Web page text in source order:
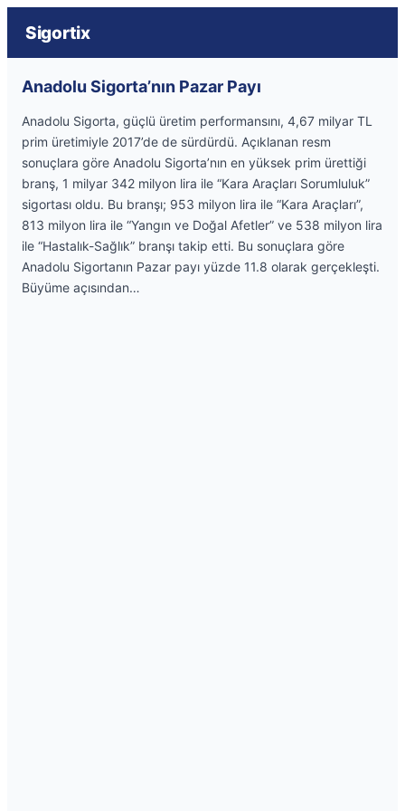
Sigortix
Anadolu Sigorta’nın Pazar Payı
Anadolu Sigorta, güçlü üretim performansını, 4,67 milyar TL
prim üretimiyle 2017’de de sürdürdü. Açıklanan resm
sonuçlara göre Anadolu Sigorta’nın en yüksek prim ürettiği
branş, 1 milyar 342 milyon lira ile “Kara Araçları Sorumluluk”
sigortası oldu. Bu branşı; 953 milyon lira ile “Kara Araçları”,
813 milyon lira ile “Yangın ve Doğal Afetler” ve 538 milyon lira
ile “Hastalık-Sağlık” branşı takip etti. Bu sonuçlara göre
Anadolu Sigortanın Pazar payı yüzde 11.8 olarak gerçekleşti.
Büyüme açısından…